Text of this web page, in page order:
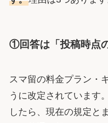
①回答は「投稿時点
スマ留の料金プラン・
うに改定されています
したら、現在の規定